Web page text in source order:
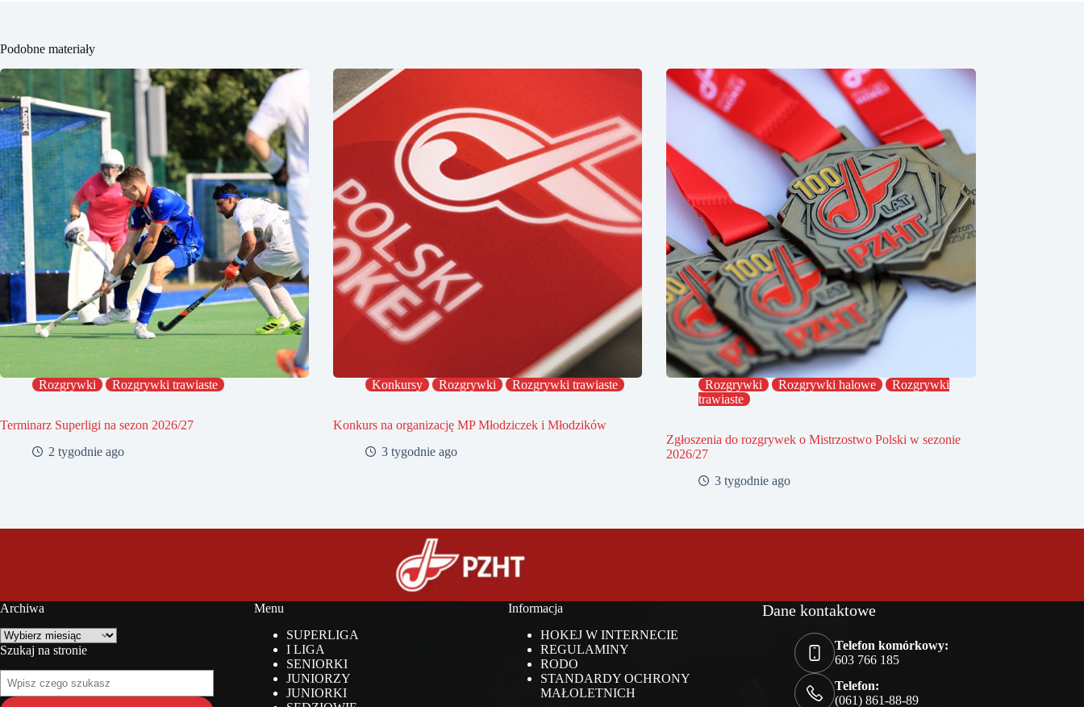
Podobne materiały
Rozgrywki Rozgrywki trawiaste
Terminarz Superligi na sezon 2026/27
2 tygodnie ago
Konkursy Rozgrywki Rozgrywki trawiaste
Konkurs na organizację MP Młodziczek i Młodzików
3 tygodnie ago
Rozgrywki Rozgrywki halowe
Rozgrywki
trawiaste
Zgłoszenia do rozgrywek o Mistrzostwo Polski w sezonie
2026/27
3 tygodnie ago
Archiwa
Archiwa
Szukaj na stronie
na
stronie
Menu
SUPERLIGA
I LIGA
SENIORKI
JUNIORZY
JUNIORKI
Informacja
HOKEJ W INTERNECIE
REGULAMINY
RODO
STANDARDY OCHRONY
MAŁOLETNICH
Dane kontaktowe
Telefon komórkowy:
603 766 185
Telefon:
(061) 861-88-89